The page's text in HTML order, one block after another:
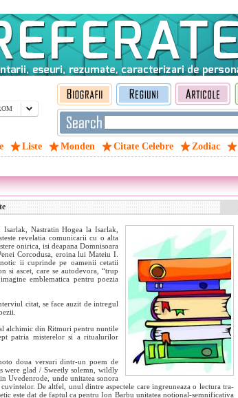
Liste Monden Citate Celebre Zodiac
Nastratin Hogea la Isarlak,
revelatia comunicarii cu o alta
onirica, isi deapana Domnisoara
Corcodusa, eroina lui Mateiu I.
ii cuprinde pe oamenii cetatii
si ascet, care se autodevora, “trup
emblematica pentru poezia
citat, se face auzit de intregul
alchimic din Ritmuri pentru nuntile
patria misterelor si a ritualurilor
doua versuri dintr-un poem de
were glad / Sweetly solemn, wildly
Uvedenrode, unde unitatea sonora
De altfel, unul dintre aspectele care ingreuneaza o lectura tra-
este dat de faptul ca pentru Ion Barbu unitatea notional-semnificativa